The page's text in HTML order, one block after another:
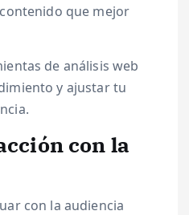
que mejor
de análisis web
y ajustar tu
con la
con la audiencia